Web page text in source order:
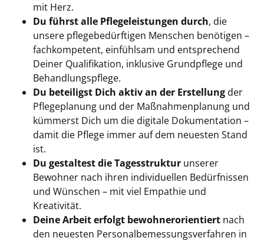
mit Herz.
Du führst alle Pflegeleistungen durch, die
unsere pflegebedürftigen Menschen benötigen –
fachkompetent, einfühlsam und entsprechend
Deiner Qualifikation, inklusive Grundpflege und
Behandlungspflege.
Du beteiligst Dich aktiv an der Erstellung der
Pflegeplanung und der Maßnahmenplanung und
kümmerst Dich um die digitale Dokumentation –
damit die Pflege immer auf dem neuesten Stand
ist.
Du gestaltest die Tagesstruktur unserer
Bewohner nach ihren individuellen Bedürfnissen
und Wünschen – mit viel Empathie und
Kreativität.
Deine Arbeit erfolgt bewohnerorientiert nach
den neuesten Personalbemessungsverfahren in